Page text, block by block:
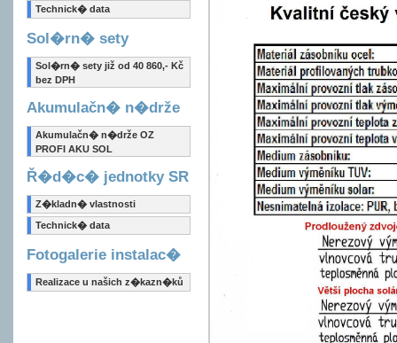
Technick� data
Sol�rn� sety
Sol�rn� sety již od 40 860,- Kč
bez DPH
Akumulačn� n�drže
Akumulačn� n�drže OZ
PROFI AKU SOL
Ř�d�c� jednotky SR
Z�kladn� vlastnosti
Technick� data
Fotogalerie instalac�
Realizace u našich z�kazn�ků